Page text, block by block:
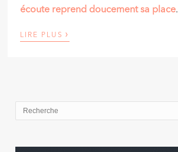
écoute reprend doucement sa place.
LIRE PLUS ›